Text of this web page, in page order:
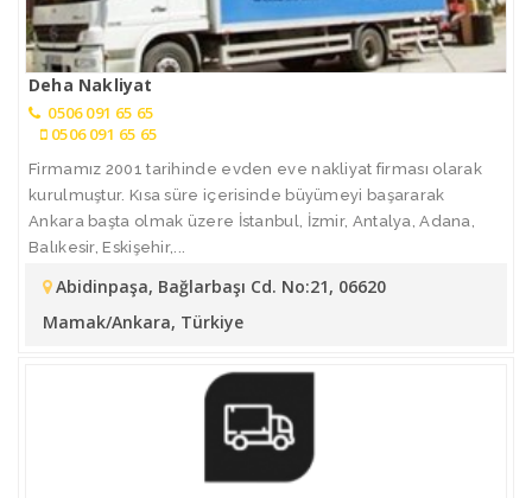
Deha Nakliyat
0506 091 65 65
0506 091 65 65
Firmamız 2001 tarihinde evden eve nakliyat firması olarak
kurulmuştur. Kısa süre içerisinde büyümeyi başararak
Ankara başta olmak üzere İstanbul, İzmir, Antalya, Adana,
Balıkesir, Eskişehir,...
Abidinpaşa, Bağlarbaşı Cd. No:21, 06620
Mamak/Ankara, Türkiye